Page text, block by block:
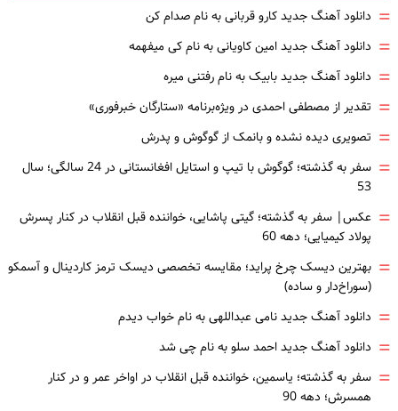
= دانلود آهنگ جدید کارو قربانی به نام صدام کن
= دانلود آهنگ جدید امین کاویانی به نام کی میفهمه
= دانلود آهنگ جدید بابیک به نام رفتنی میره
= تقدیر از مصطفی احمدی در ویژه‌برنامه «ستارگان خبرفوری»
= تصویری دیده نشده و بانمک از گوگوش و پدرش
=
سفر به گذشته؛ گوگوش با تیپ و استایل افغانستانی در 24 سالگی؛ سال
53
= عکس| سفر به گذشته؛ گیتی پاشایی، خواننده قبل انقلاب در کنار پسرش
پولاد کیمیایی؛ دهه 60
= بهترین دیسک چرخ پراید؛ مقایسه تخصصی دیسک ترمز کاردینال و آسمکو
(سوراخ‌دار و ساده)
= دانلود آهنگ جدید نامی عبداللهی به نام خواب دیدم
= دانلود آهنگ جدید احمد سلو به نام چی شد
= سفر به گذشته؛ یاسمین، خواننده قبل انقلاب در اواخر عمر و در کنار
همسرش؛ دهه 90